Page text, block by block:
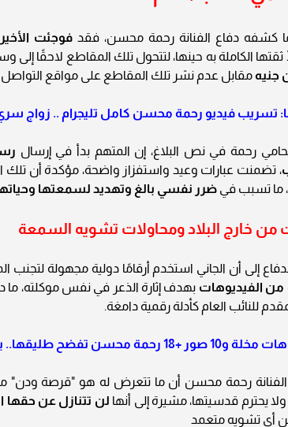
كشفه دفاع الفنانة رحمة محسن، فقدفوجئت
الكاملة به حينها، لتتحول تلك المقاطع لاحقًا إلى
مقابل عدم نشر تلك المقاطع على مواقع التواصل
تسريب فيديو رحمة محسن كامل تليجرام .. زواج
رحمة في نص البلاغ، إن المتهم بدأ في إرسال
، تضمنت عبارات وعيد واستفزاز واضحة، مؤكدة أن تلك
ما تسبب فيضرر نفسي بالغ وتهديد لسمعتها
من خارج البلاد ومحاولات تشويه السمعة
إلى أن الجاني استخدم أرقامًا دولية مجهولة لتجنب
من الفيديوهات بهدف إثارة الذعر في نفس موكلته، ما
للنائب العام كأدلة رقمية دامغة.
رحمة محسن أن ما تتعرض له هو "قرصة ودن"
ولا يحترم قدسيتها، مشيرة إلى أنها لن تتنازل عن حقها
أي تشويه متعمد